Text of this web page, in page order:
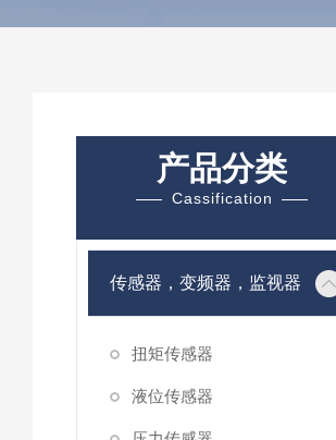
产品分类
Cassification
传感器，变频器，监视器
扭矩传感器
液位传感器